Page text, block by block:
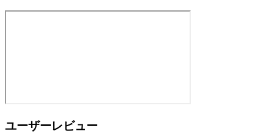
ユーザーレビュー